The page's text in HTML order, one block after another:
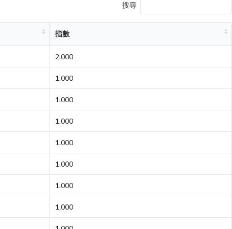
搜尋
指數
2.000
1.000
1.000
1.000
1.000
1.000
1.000
1.000